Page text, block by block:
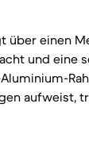
über einen
und eine
aufweist,